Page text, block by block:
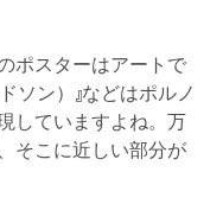
ポスターはアートで
ソン）』などはポルノ
していますよね。万
そこに近しい部分が